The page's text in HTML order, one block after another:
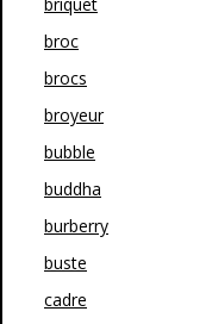
broc
brocs
broyeur
bubble
buddha
burberry
buste
cadre